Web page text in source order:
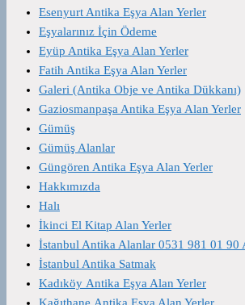
Esenyurt Antika Eşya Alan Yerler
Eşyalarınız İçin Ödeme
Eyüp Antika Eşya Alan Yerler
Fatih Antika Eşya Alan Yerler
Galeri (Antika Obje ve Antika Dükkanı)
Gaziosmanpaşa Antika Eşya Alan Yerler
Gümüş
Gümüş Alanlar
Güngören Antika Eşya Alan Yerler
Hakkımızda
Halı
İkinci El Kitap Alan Yerler
İstanbul Antika Alanlar 0531 981 01 90
İstanbul Antika Satmak
Kadıköy Antika Eşya Alan Yerler
Kağıthane Antika Eşya Alan Yerler